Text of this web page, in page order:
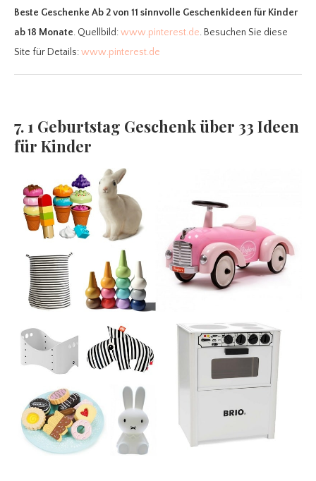
Beste Geschenke Ab 2von 11 sinnvolle Geschenkideen für Kinder
ab 18 Monate. Quellbild:www.pinterest.de. Besuchen Sie diese
Site für Details:www.pinterest.de
7. 1 Geburtstag Geschenk über 33 Ideen
für Kinder